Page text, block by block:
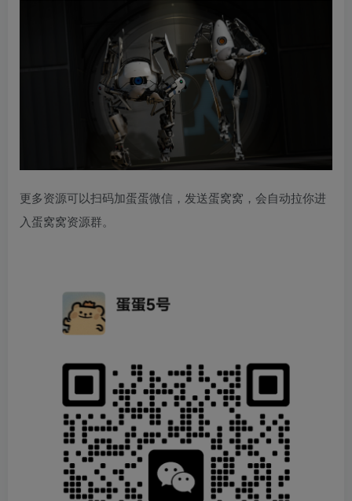
更多资源可以扫码加蛋蛋微信，发送蛋窝窝，会自动拉你进
入蛋窝窝资源群。